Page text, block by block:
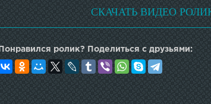
СКАЧАТЬ ВИДЕО
Понравился ролик? Поделиться с друзьями: